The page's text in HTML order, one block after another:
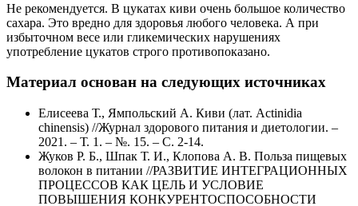
Не рекомендуется. В цукатах киви очень большое количество
сахара. Это вредно для здоровья любого человека. А при
избыточном весе или гликемических нарушениях
употребление цукатов строго противопоказано.
Материал основан на следующих источниках
Елисеева Т., Ямпольский А. Киви (лат. Actinidia
chinensis) //Журнал здорового питания и диетологии. –
2021. – Т. 1. – №. 15. – С. 2-14.
Жуков Р. Б., Шпак Т. И., Клопова А. В. Польза пищевых
волокон в питании //РАЗВИТИЕ ИНТЕГРАЦИОННЫХ
ПРОЦЕССОВ КАК ЦЕЛЬ И УСЛОВИЕ
ПОВЫШЕНИЯ КОНКУРЕНТОСПОСОБНОСТИ